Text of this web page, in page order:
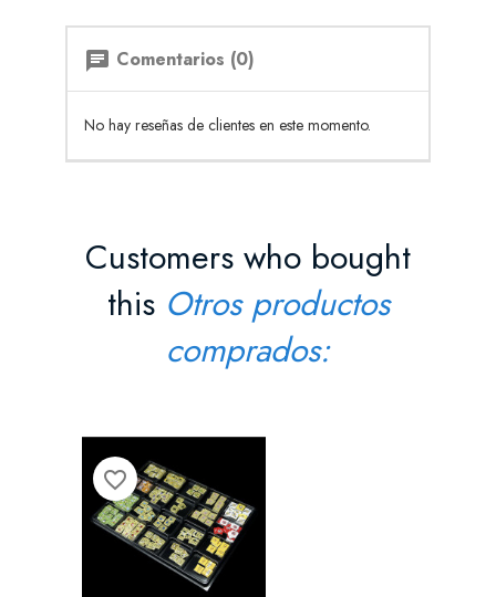
chat Comentarios (0)
No hay reseñas de clientes en este momento.
Customers who bought
this Otros productos
comprados:
favorite_border